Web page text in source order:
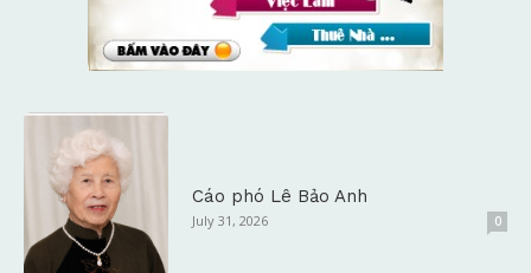
Cáo phó Lê Bảo Anh
July 31, 2026 0